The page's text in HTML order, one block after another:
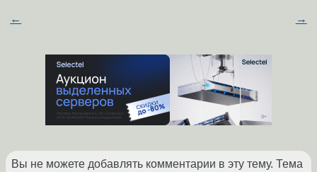
← →
Вы не можете добавлять комментарии в эту тему. Тема